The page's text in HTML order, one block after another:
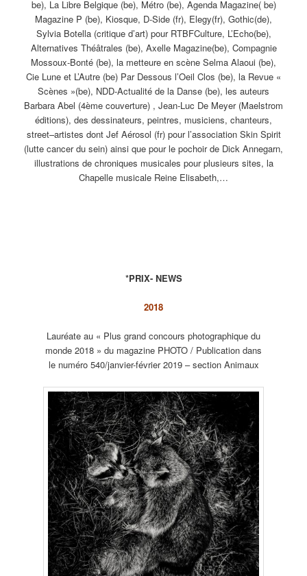
be), La Libre Belgique (be), Métro (be), Agenda Magazine( be)
Magazine P (be), Kiosque, D-Side (fr), Elegy(fr), Gothic(de),
Sylvia Botella (critique d’art) pour RTBFCulture, L’Echo(be),
Alternatives Théâtrales (be), Axelle Magazine(be), Compagnie
Mossoux-Bonté (be), la metteure en scène Selma Alaoui (be),
Cie Lune et L’Autre (be) Par Dessous l’Oeil Clos (be), la Revue «
Scènes »(be), NDD-Actualité de la Danse (be), les auteurs
Barbara Abel (4ème couverture) , Jean-Luc De Meyer (Maelstrom
éditions), des dessinateurs, peintres, musiciens, chanteurs,
street–artistes dont Jef Aérosol (fr) pour l’association Skin Spirit
(lutte cancer du sein) ainsi que pour le pochoir de Dick Annegarn,
illustrations de chroniques musicales pour plusieurs sites, la
Chapelle musicale Reine Elisabeth,…
*PRIX- NEWS
2018
Lauréate au « Plus grand concours photographique du
monde 2018 » du magazine PHOTO / Publication dans
le numéro 540/janvier-février 2019 – section Animaux